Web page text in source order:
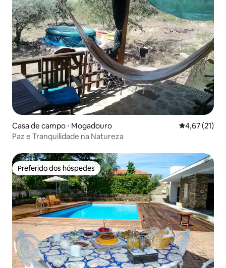
Casa de campo ⋅ Mogadouro 4,67 de uma
4,67 (21)
Paz e Tranquilidade na Natureza
Preferido dos hóspedes
Preferido dos hóspedes